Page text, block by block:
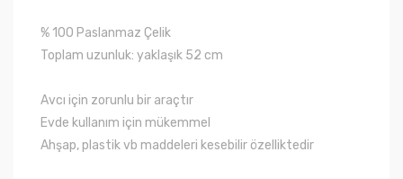
% 100 Paslanmaz Çelik
Toplam uzunluk: yaklaşık 52 cm
Avcı için zorunlu bir araçtır
Evde kullanım için mükemmel
Ahşap, plastikvb maddeleri kesebilir özelliktedir